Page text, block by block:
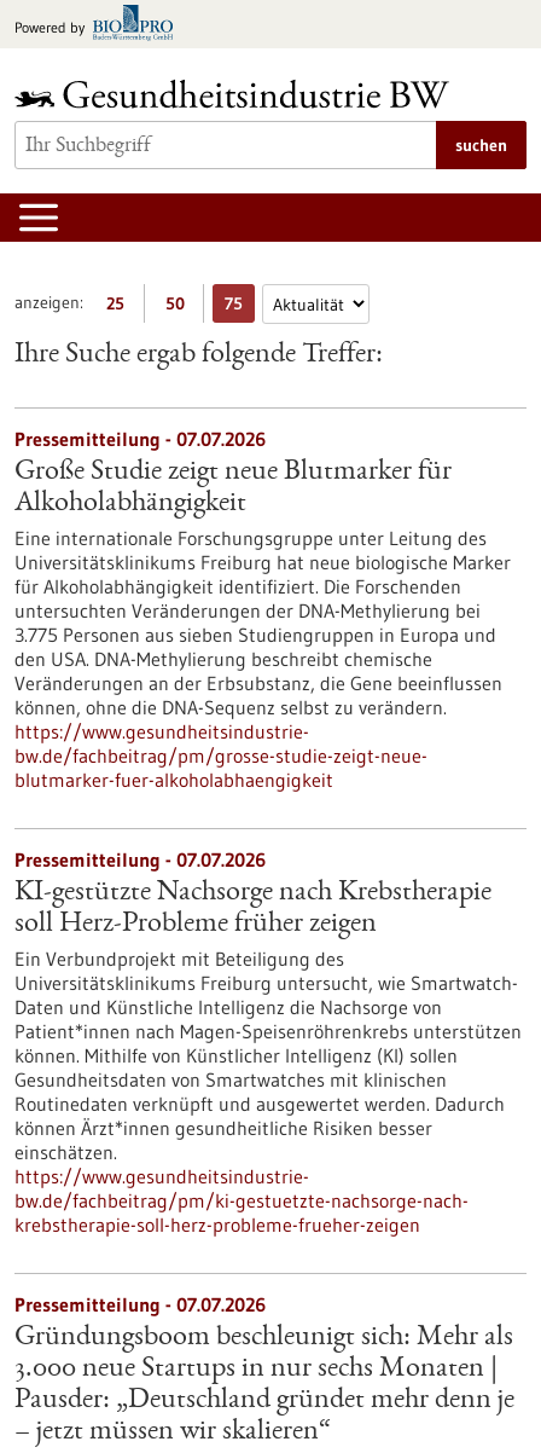
Inhalt
Powered by
suchen
anzeigen: 25 50 75
Ihre Suche ergab folgende Treffer:
Pressemitteilung - 07.07.2026
Große Studie zeigt neue Blutmarker für
Alkoholabhängigkeit
Eine internationale Forschungsgruppe unter Leitung des
Universitätsklinikums Freiburg hat neue biologische Marker
für Alkoholabhängigkeit identifiziert. Die Forschenden
untersuchten Veränderungen der DNA-Methylierung bei
3.775 Personen aus sieben Studiengruppen in Europa und
den USA. DNA-Methylierung beschreibt chemische
Veränderungen an der Erbsubstanz, die Gene beeinflussen
können, ohne die DNA-Sequenz selbst zu verändern.
https://www.gesundheitsindustrie-
bw.de/fachbeitrag/pm/grosse-studie-zeigt-neue-
blutmarker-fuer-alkoholabhaengigkeit
Pressemitteilung - 07.07.2026
KI-gestützte Nachsorge nach Krebstherapie
soll Herz-Probleme früher zeigen
Ein Verbundprojekt mit Beteiligung des
Universitätsklinikums Freiburg untersucht, wie Smartwatch-
Daten und Künstliche Intelligenz die Nachsorge von
Patient*innen nach Magen-Speisenröhrenkrebs unterstützen
können. Mithilfe von Künstlicher Intelligenz (KI) sollen
Gesundheitsdaten von Smartwatches mit klinischen
Routinedaten verknüpft und ausgewertet werden. Dadurch
können Ärzt*innen gesundheitliche Risiken besser
einschätzen.
https://www.gesundheitsindustrie-
bw.de/fachbeitrag/pm/ki-gestuetzte-nachsorge-nach-
krebstherapie-soll-herz-probleme-frueher-zeigen
Pressemitteilung - 07.07.2026
Gründungsboom beschleunigt sich: Mehr als
3.000 neue Startups in nur sechs Monaten |
Pausder: „Deutschland gründet mehr denn je
– jetzt müssen wir skalieren“